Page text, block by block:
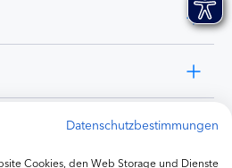
Datenschutzbestimmungen
Cookies, den Web Storage und Dienste